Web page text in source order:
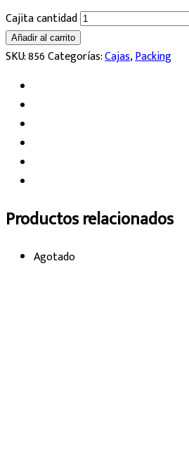
Cajita cantidad
Añadir al carrito
SKU:856Categorías:Cajas,Packing
Productos relacionados
Agotado